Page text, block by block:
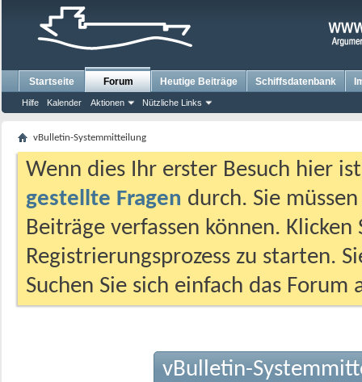
Startseite Forum
Hilfe Kalender Aktionen Nützliche Links
Heutige Beiträge Schiffsdatenbank
vBulletin-Systemmitteilung
Wenn dies Ihr erster Besuch hier
gestellte Fragen durch. Sie
Beiträge verfassen können.
Registrierungsprozess zu starten.
Suchen Sie sich einfach das
vBulletin-